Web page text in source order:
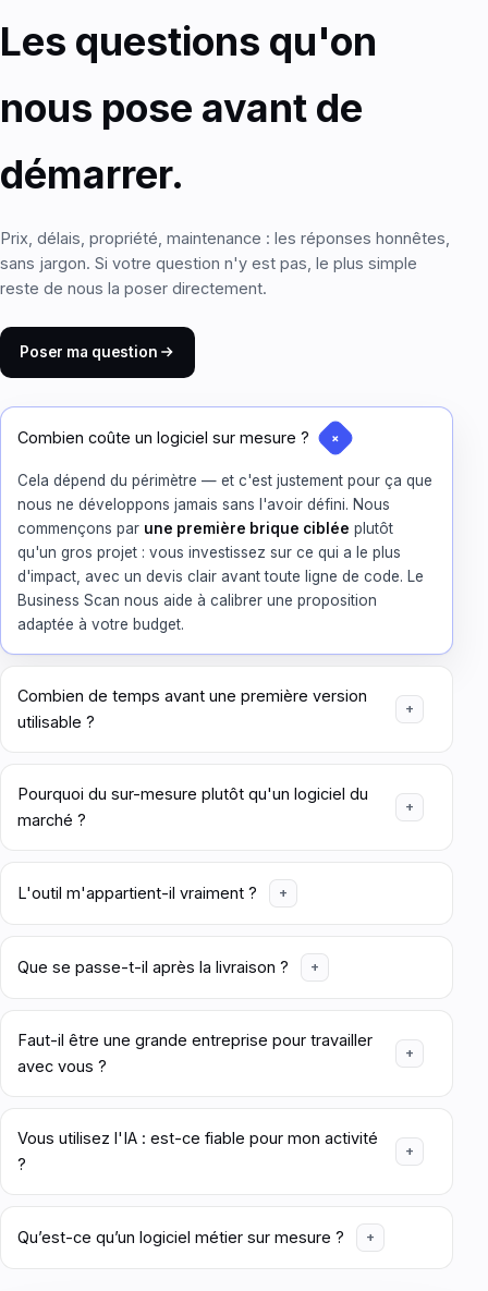
Les questions qu'on
nous pose avant de
démarrer.
Prix, délais, propriété, maintenance : les réponses honnêtes,
sans jargon. Si votre question n'y est pas, le plus simple
reste de nous la poser directement.
Poser ma question
Combien coûte un logiciel sur mesure ?
Cela dépend du périmètre — et c'est justement pour ça que
nous ne développons jamais sans l'avoir défini. Nous
commençons par une première brique ciblée plutôt
qu'un gros projet : vous investissez sur ce qui a le plus
d'impact, avec un devis clair avant toute ligne de code. Le
Business Scan nous aide à calibrer une proposition
adaptée à votre budget.
Combien de temps avant une première version
utilisable ?
Pourquoi du sur-mesure plutôt qu'un logiciel du
marché ?
L'outil m'appartient-il vraiment ?
Que se passe-t-il après la livraison ?
Faut-il être une grande entreprise pour travailler
avec vous ?
Vous utilisez l'IA : est-ce fiable pour mon activité
?
Qu’est-ce qu’un logiciel métier sur mesure ?